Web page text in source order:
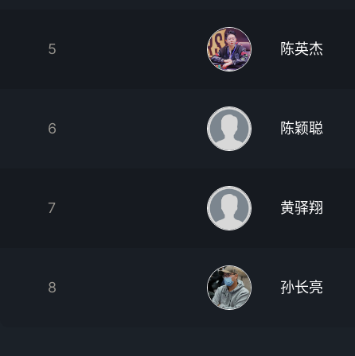
5 陈英杰
6 陈颖聪
7 黄驿翔
8 孙长亮